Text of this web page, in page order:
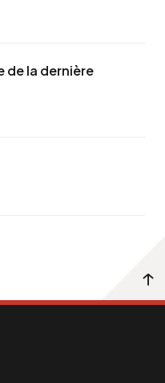
de la dernière